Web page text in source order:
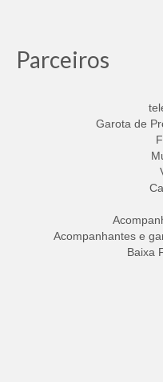
Parceiros
Garota de
Acompanhantes e
Baixa